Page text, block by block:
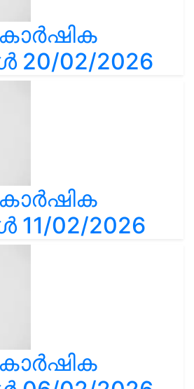
20/02/2026
02/2026